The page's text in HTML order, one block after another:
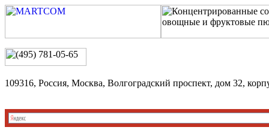
109316, Россия, Москва, Волгоградский проспект, дом 32,